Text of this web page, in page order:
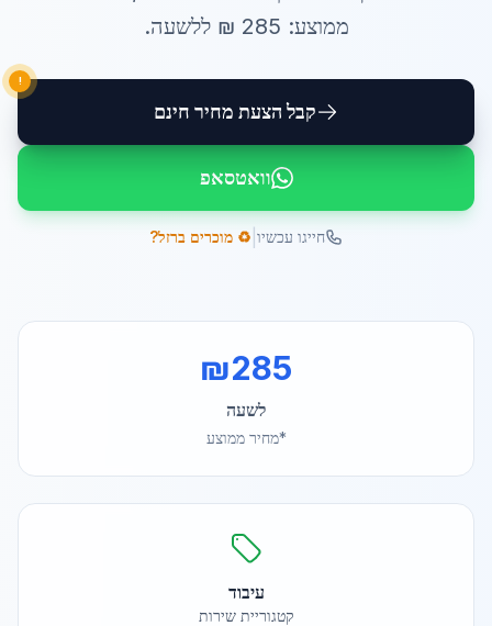
ממוצע: 285 ₪ ללשעה.
קבל הצעת מחיר חינם
!
וואטסאפ
חייגו עכשיו ♻️ מוכרים ברזל?
₪285
לשעה
*מחיר ממוצע
עיבוד
קטגוריית שירות